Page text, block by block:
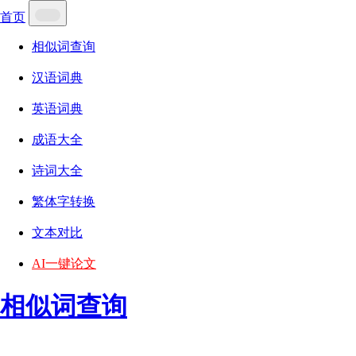
首页
相似词查询
汉语词典
英语词典
成语大全
诗词大全
繁体字转换
文本对比
AI一键论文
相似词查询